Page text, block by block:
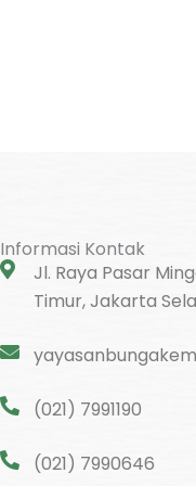
Informasi Kontak
Jl. Raya Pasar
Timur, Jakarta
(021) 7991190
(021) 7990646